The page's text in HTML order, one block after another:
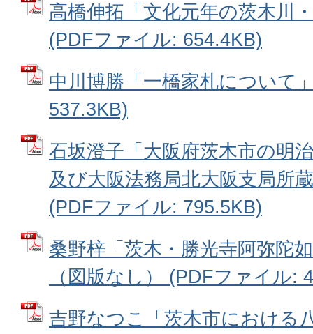
高橋伸拓「文化元年の茨木川
(PDFファイル: 654.4KB)
中川博勝「一橋家札について
537.3KB)
石坂澄子「大阪府茨木市の明
及び大阪法務局北大阪支局所
(PDFファイル: 795.5KB)
桑野梓「茨木・勝光寺阿弥陀
（図版なし） (PDFファイル:
吉野なつこ「茨木市における